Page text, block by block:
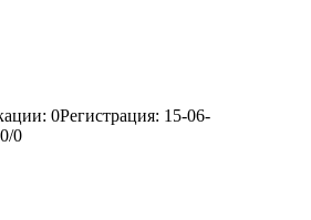
0Регистрация: 15-06-
0